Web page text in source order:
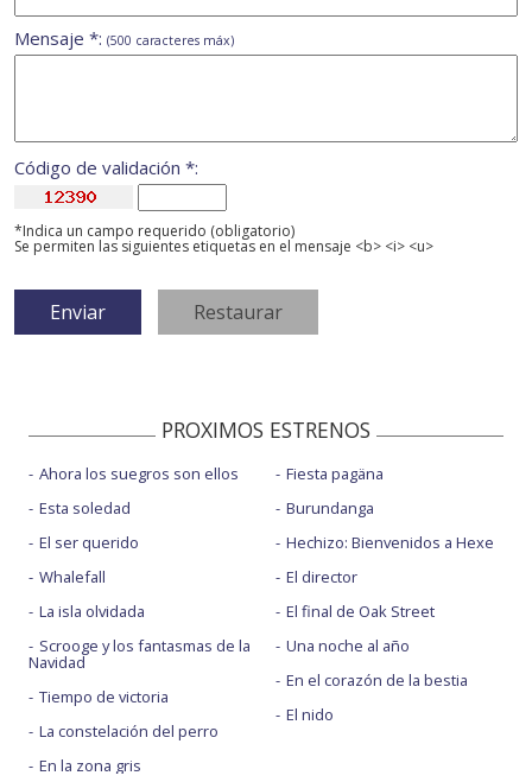
Mensaje *: (500 caracteres máx)
Código de validación *:
*Indica un campo requerido (obligatorio)
Se permiten las siguientes etiquetas en el mensaje <b> <i> <u>
PROXIMOS ESTRENOS
Ahora los suegros son ellos
Esta soledad
El ser querido
Whalefall
La isla olvidada
Scrooge y los fantasmas de la
Navidad
Tiempo de victoria
La constelación del perro
En la zona gris
Fiesta pagäna
Burundanga
Hechizo: Bienvenidos a Hexe
El director
El final de Oak Street
Una noche al año
En el corazón de la bestia
El nido